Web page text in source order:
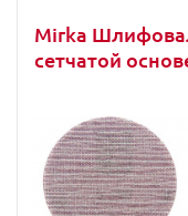
Mirka
сетчатой